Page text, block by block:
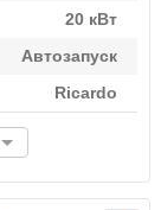
20 кВт
Автозапуск
Ricardo